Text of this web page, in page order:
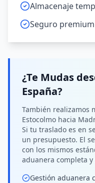
Almacenaje
Seguro
¿Te Mudas
España?
También realizamos
Estocolmo hacia
Si tu traslado es en
un presupuesto. El
con los mismos
aduanera completa
Gestión aduanera